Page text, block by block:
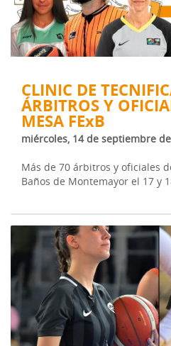
CLINIC DE
ÁRBITROS Y
MESA FExB
miércoles, 14 de septiembre
Más de 70 árbitros y oficiales
Baños de Montemayor el 17 y